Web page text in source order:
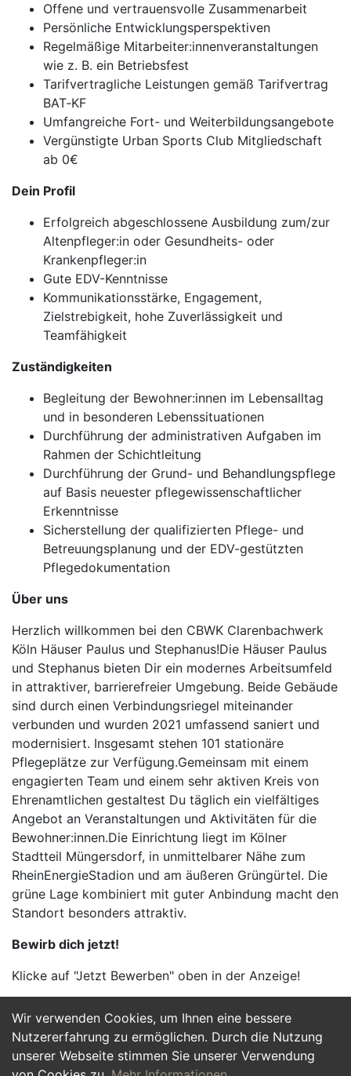
Wir verwenden Cookies, um Ihnen eine bessere
Nutzererfahrung zu ermöglichen. Durch die Nutzung
unserer Webseite stimmen Sie unserer Verwendung
Offene und vertrauensvolle Zusammenarbeit
Persönliche Entwicklungsperspektiven
Regelmäßige Mitarbeiter:innenveranstaltungen
wie z. B. ein Betriebsfest
Tarifvertragliche Leistungen gemäß Tarifvertrag
BAT‐KF
Umfangreiche Fort- und Weiterbildungsangebote
Vergünstigte Urban Sports Club Mitgliedschaft
ab 0€
Dein Profil
Erfolgreich abgeschlossene Ausbildung zum/zur
Altenpfleger:in oder Gesundheits- oder
Krankenpfleger:in
Gute EDV-Kenntnisse
Kommunikationsstärke, Engagement,
Zielstrebigkeit, hohe Zuverlässigkeit und
Teamfähigkeit
Zuständigkeiten
Begleitung der Bewohner:innen im Lebensalltag
und in besonderen Lebenssituationen
Durchführung der administrativen Aufgaben im
Rahmen der Schichtleitung
Durchführung der Grund- und Behandlungspflege
auf Basis neuester pflegewissenschaftlicher
Erkenntnisse
Sicherstellung der qualifizierten Pflege- und
Betreuungsplanung und der EDV-gestützten
Pflegedokumentation
Über uns
Herzlich willkommen bei den CBWK Clarenbachwerk
Köln Häuser Paulus und Stephanus!Die Häuser Paulus
und Stephanus bieten Dir ein modernes Arbeitsumfeld
in attraktiver, barrierefreier Umgebung. Beide Gebäude
sind durch einen Verbindungsriegel miteinander
verbunden und wurden 2021 umfassend saniert und
modernisiert. Insgesamt stehen 101 stationäre
Pflegeplätze zur Verfügung.Gemeinsam mit einem
engagierten Team und einem sehr aktiven Kreis von
Ehrenamtlichen gestaltest Du täglich ein vielfältiges
Angebot an Veranstaltungen und Aktivitäten für die
Bewohner:innen.Die Einrichtung liegt im Kölner
Stadtteil Müngersdorf, in unmittelbarer Nähe zum
RheinEnergieStadion und am äußeren Grüngürtel. Die
grüne Lage kombiniert mit guter Anbindung macht den
Standort besonders attraktiv.
Bewirb dich jetzt!
Klicke auf "Jetzt Bewerben" oben in der Anzeige!
Jetzt Bewerben